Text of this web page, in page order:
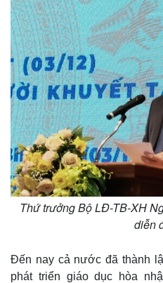
Thứ trưởng Bộ LĐ-TB-XH
diễn
Đến nay cả nước đã thành
phát triển giáo dục hòa